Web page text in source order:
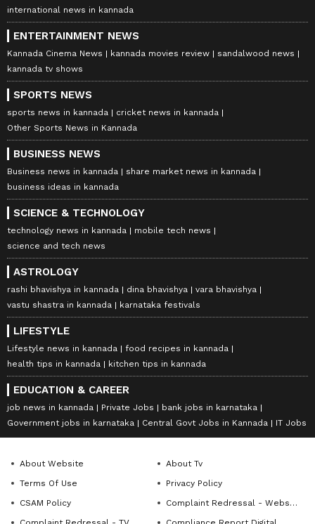
international news in kannada
ENTERTAINMENT NEWS
Kannada Cinema News kannada movies review
sandalwood news
kannada tv shows
SPORTS NEWS
sports news in kannada
cricket news in kannada
Other Sports News in Kannada
BUSINESS NEWS
Business news in kannada
share market news in kannada
business ideas in kannada
SCIENCE & TECHNOLOGY
technology news in kannada
mobile tech news
science and tech news
ASTROLOGY
rashi bhavishya in kannada dina bhavishya
vara bhavishya
vastu shastra in kannada
karnataka festivals
LIFESTYLE
Lifestyle news in kannada
food recipes in kannada
health tips in kannada
kitchen tips in kannada
EDUCATION & CAREER
job news in kannada Private Jobs
bank jobs in karnataka
Government jobs in karnataka
Central Govt Jobs in Kannada IT Jobs
About Website
About Tv
Terms Of Use
Privacy Policy
CSAM Policy
Complaint Redressal - Website